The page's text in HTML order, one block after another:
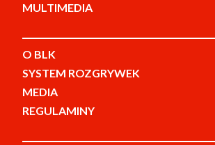
MULTIMEDIA
O BLK
SYSTEM ROZGRYWEK
MEDIA
REGULAMINY